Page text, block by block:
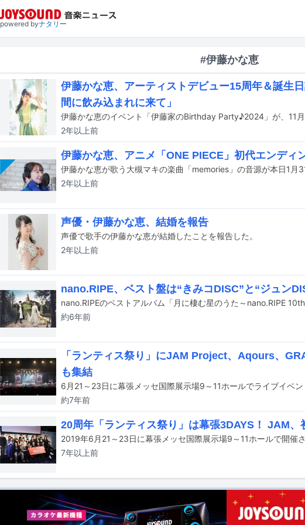
powered byナタリー
#伊藤かな恵
伊藤かな恵、アーティストデビュー15周年＆誕生
間に飲み込まれに来て」
2年以上前
伊藤かな恵、アニメ「ONE PIECE」初代エンディ
伊藤かな恵が歌う大槻マキの楽曲「memories」の音源が本日1月
2年以上前
声優・伊藤かな恵、結婚を報告
声優で歌手の伊藤かな恵が結婚したことを報告した。
2年以上前
nano.RIPE、ベスト盤は“きみコDISC”と“ジュン
約6年前
「ランティス祭り」にJAM Project、Aqours、
も集結
約7年前
20周年「ランティス祭り」は幕張3DAYS！ JAM
7年以上前